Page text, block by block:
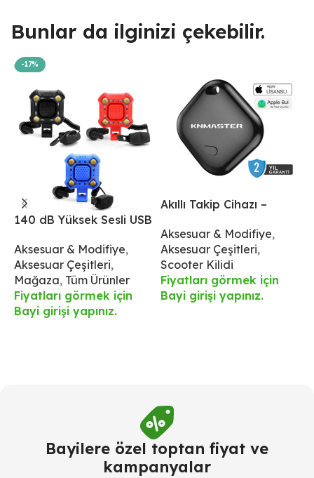
Bunlar da ilginizi çekebilir.
-17%
140 dB Yüksek Sesli USB
Işıklı Ön Aydınlatma –
IPX6 Su Geçirmez
Aksesuar & Modifiye,
Aksesuar Çeşitleri,
Mağaza, Tüm Ürünler
Fiyatları görmek için
Bayi girişi yapınız.
Akıllı Takip Cihazı –
Aksesuar & Modifiye,
Aksesuar Çeşitleri,
Scooter Kilidi
Fiyatları görmek için
Bayi girişi yapınız.
Bayilere özel toptan fiyat ve
kampanyalar